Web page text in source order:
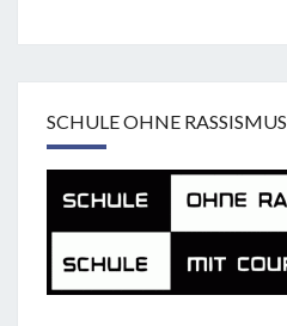
SCHULE OHNE RASSISMUS